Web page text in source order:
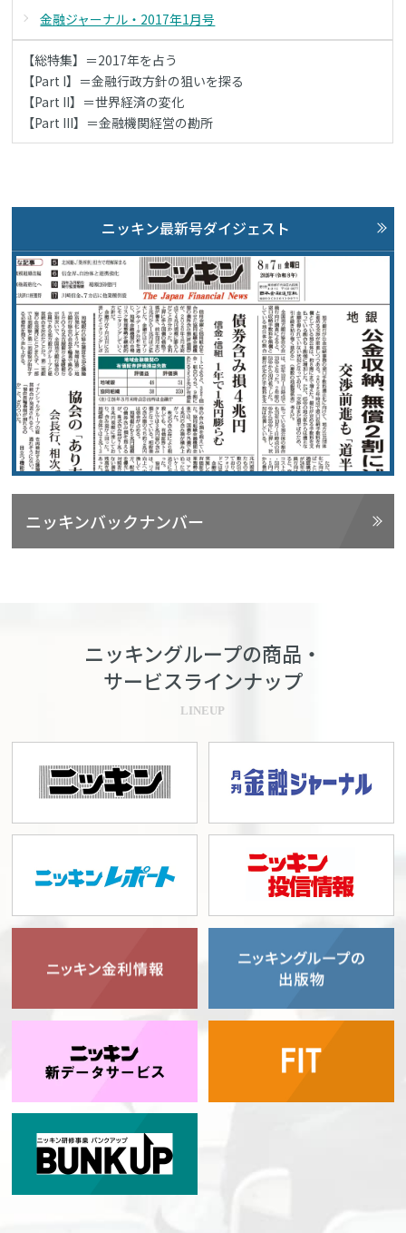
金融ジャーナル・2017年1月号
【総特集】＝2017年を占う
【Part I】＝金融行政方針の狙いを探る
【Part II】＝世界経済の変化
【Part III】＝金融機関経営の勘所
ニッキン最新号ダイジェスト
ニッキンバックナンバー
ニッキングループの商品・
サービスラインナップ
LINEUP